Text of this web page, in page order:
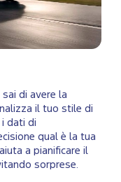
di avere la
il tuo stile di
i dati di
qual è la tua
a pianificare il
sorprese.